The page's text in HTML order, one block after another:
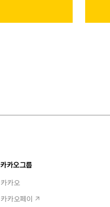
카카오그룹
카카오
카카오페이